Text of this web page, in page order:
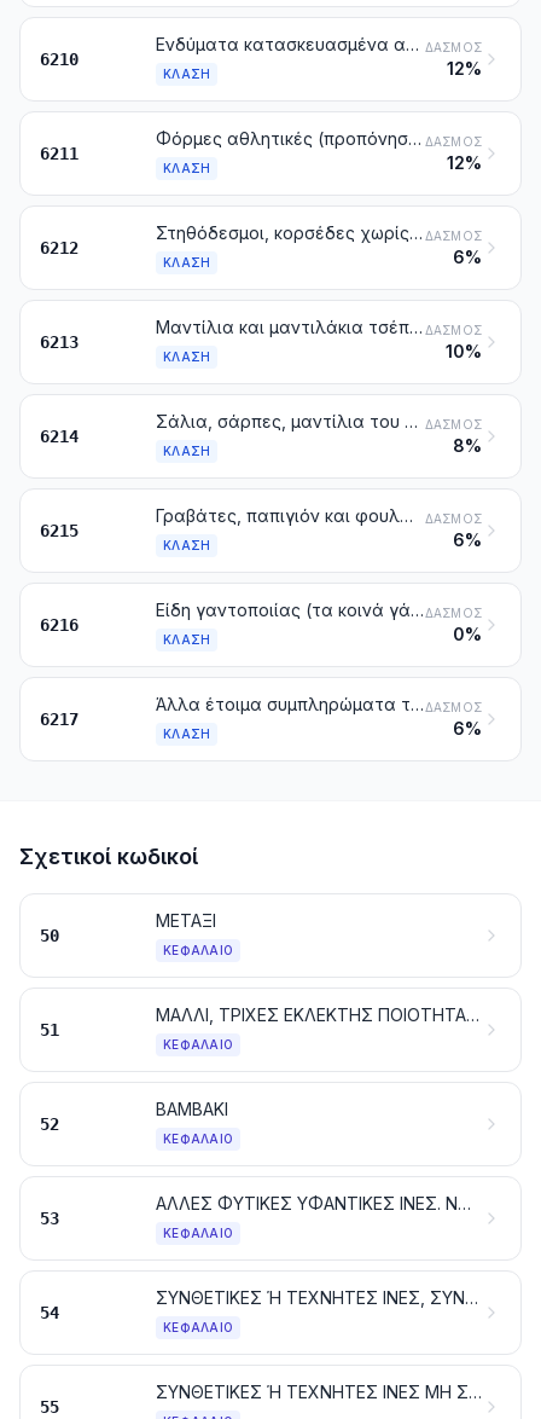
6210
Ενδύματα κατασκευασμένα από προϊόντα των κλάσεων 5602, 5603, 5903, 5906 ή 5907
ΚΛΆΣΗ
ΔΑΣΜΌΣ
12%
6211
Φόρμες αθλητικές (προπόνησης), κουστούμια και σύνολα του σκι, μαγιό, κιλότες και σλιπ μπάνιου. Άλλα ενδύματα
ΚΛΆΣΗ
ΔΑΣΜΌΣ
12%
6212
Στηθόδεσμοι, κορσέδες χωρίς ελάσματα (λαστέξ), κορσέδες, τιράντες, καλτσοδέτες αντρών και γυναικών και παρόμοια είδη και τα μέρη τους, έστω και πλεκτά
ΚΛΆΣΗ
ΔΑΣΜΌΣ
6%
6213
Μαντίλια και μαντιλάκια τσέπης
ΚΛΆΣΗ
ΔΑΣΜΌΣ
10%
6214
Σάλια, σάρπες, μαντίλια του λαιμού (φουλάρια), καλύμματα μύτης, κασκόλ, μαντίλες, βέλα και βελάκια και παρόμοια είδη
ΚΛΆΣΗ
ΔΑΣΜΌΣ
8%
6215
Γραβάτες, παπιγιόν και φουλάρια-γραβάτες
ΚΛΆΣΗ
ΔΑΣΜΌΣ
6%
6216
Είδη γαντοποιίας (τα κοινά γάντια, τα γάντια που αφήνουν γυμνές τις άκρες των δακτύλων και τα γάντια χωρίς υποδιαίρεση δακτύλων που έχουν υποδοχή μόνο για τον αντίχειρα)
ΚΛΆΣΗ
ΔΑΣΜΌΣ
0%
6217
Άλλα έτοιμα συμπληρώματα του ενδύματος. Μέρη ενδυμάτων ή συμπληρωμάτων του ενδύματος, άλλα από εκείνα της κλάσης 6212
ΚΛΆΣΗ
ΔΑΣΜΌΣ
6%
Σχετικοί κωδικοί
50
ΜΕΤΑΞΙ
ΚΕΦΆΛΑΙΟ
51
ΜΑΛΛΙ, ΤΡΙΧΕΣ ΕΚΛΕΚΤΗΣ ΠΟΙΟΤΗΤΑΣ Ή ΧΟΝΤΡΟΕΙΔΕΙΣ. ΝΗΜΑΤΑ ΚΑΙ ΥΦΑΣΜΑΤΑ ΑΠΟ ΧΟΝΤΡΟΤΡΙΧΕΣ
ΚΕΦΆΛΑΙΟ
52
ΒΑΜΒΑΚΙ
ΚΕΦΆΛΑΙΟ
53
ΑΛΛΕΣ ΦΥΤΙΚΕΣ ΥΦΑΝΤΙΚΕΣ ΙΝΕΣ. ΝΗΜΑΤΑ ΑΠΟ ΧΑΡΤΙ ΚΑΙ ΥΦΑΣΜΑΤΑ ΑΠΟ ΝΗΜΑΤΑ ΑΠΟ ΧΑΡΤΙ
ΚΕΦΆΛΑΙΟ
54
ΣΥΝΘΕΤΙΚΕΣ Ή ΤΕΧΝΗΤΕΣ ΙΝΕΣ, ΣΥΝΕΧΕΙΣ. ΣΥΝΕΧΕΙΣ ΛΟΥΡΙΔΕΣ ΚΑΙ ΠΑΡΟΜΟΙΕΣ ΜΟΡΦΕΣ, ΑΠΟ ΣΥΝΘΕΤΙΚΕΣ Ή ΤΕΧΝΗΤΕΣ ΥΦΑΝΤΙΚΕΣ ΥΛΕΣ
ΚΕΦΆΛΑΙΟ
55
ΣΥΝΘΕΤΙΚΕΣ Ή ΤΕΧΝΗΤΕΣ ΙΝΕΣ ΜΗ ΣΥΝΕΧΕΙΣ